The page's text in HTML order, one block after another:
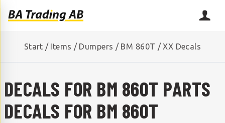
Start / Items / Dumpers / BM 860T / XX Decals
DECALS FOR BM 860T PARTS
DECALS FOR BM 860T